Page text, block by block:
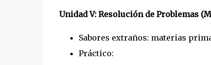
Unidad V: Resolución de Problemas
Sabores extraños: materias
Práctico: